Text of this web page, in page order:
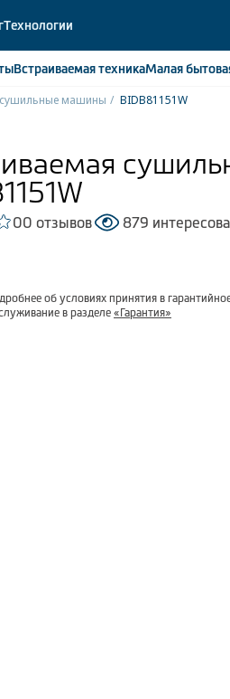
Технологии
ВстраиваемаятехникаМалая
сушильные машины BIDB81151W
00 отзывов 879
об условиях принятия в
в разделе «Гарантия»